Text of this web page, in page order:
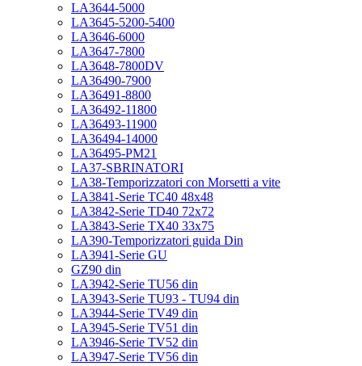
LA3644-5000
LA3645-5200-5400
LA3646-6000
LA3647-7800
LA3648-7800DV
LA36490-7900
LA36491-8800
LA36492-11800
LA36493-11900
LA36494-14000
LA36495-PM21
LA37-SBRINATORI
LA38-Temporizzatori con Morsetti a vite
LA3841-Serie TC40 48x48
LA3842-Serie TD40 72x72
LA3843-Serie TX40 33x75
LA390-Temporizzatori guida Din
LA3941-Serie GU
GZ90 din
LA3942-Serie TU56 din
LA3943-Serie TU93 - TU94 din
LA3944-Serie TV49 din
LA3945-Serie TV51 din
LA3946-Serie TV52 din
LA3947-Serie TV56 din